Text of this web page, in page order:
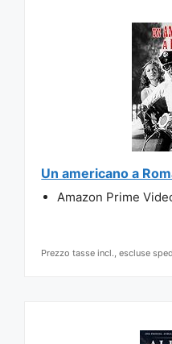
Un americano a
Amazon Prime
Prezzo tasse incl., escluse